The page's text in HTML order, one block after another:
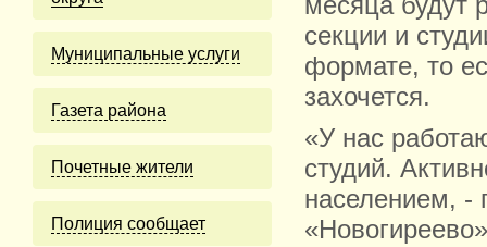
Муниципальные услуги
Газета района
Почетные жители
Полиция сообщает
секции и
формате, то
захочется.
«У нас
студий.
населением, -